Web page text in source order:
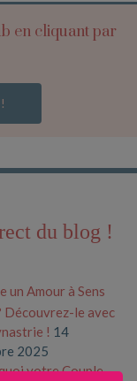
en cliquant par
du blog !
un Amour à Sens
Découvrez-le avec
! 14
2025
votre Couple